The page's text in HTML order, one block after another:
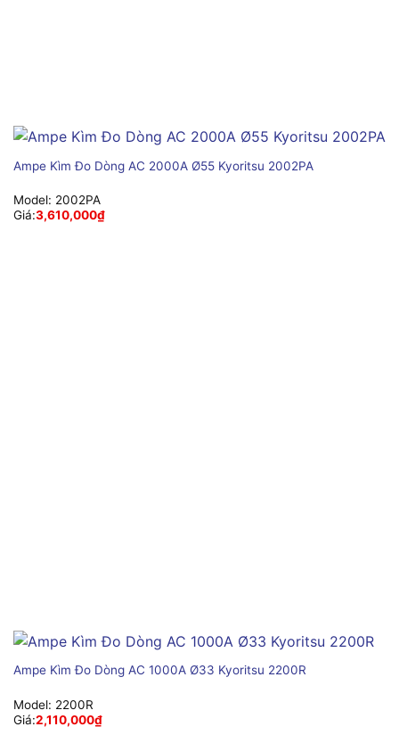
Ampe Kìm Đo Dòng AC 2000A Ø55 Kyoritsu 2002PA
Model: 2002PA
Giá:3,610,000₫
Ampe Kìm Đo Dòng AC 1000A Ø33 Kyoritsu 2200R
Model: 2200R
Giá:2,110,000₫